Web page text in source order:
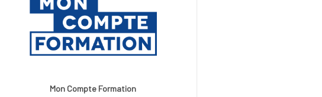
Mon Compte Formation